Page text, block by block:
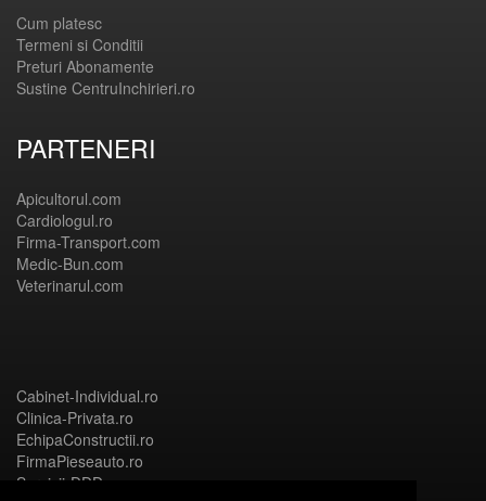
Cum platesc
Termeni si Conditii
Preturi Abonamente
Sustine CentruInchirieri.ro
PARTENERI
Apicultorul.com
Cardiologul.ro
Firma-Transport.com
Medic-Bun.com
Veterinarul.com
Cabinet-Individual.ro
Clinica-Privata.ro
EchipaConstructii.ro
FirmaPieseauto.ro
Servicii-DDD.com